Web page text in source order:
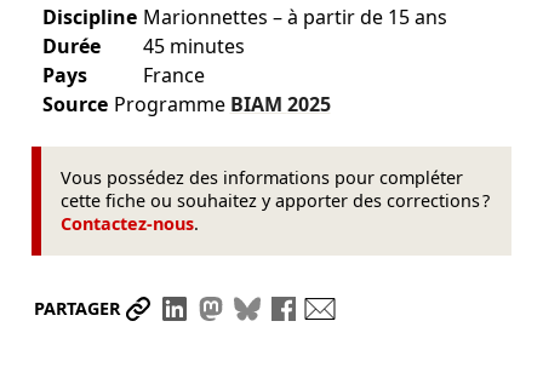
Discipline Marionnettes – à partir de 15 ans
Durée
45 minutes
Pays
France
Source Programme BIAM 2025
Vous possédez des informations pour compléter
cette fiche ou souhaitez y apporter des corrections ?
Contactez-nous.
PARTAGER Partager le lien
Partager sur LinkedIn
Partager sur Mastodon
Partager sur Bluesky
Partager sur Facebook